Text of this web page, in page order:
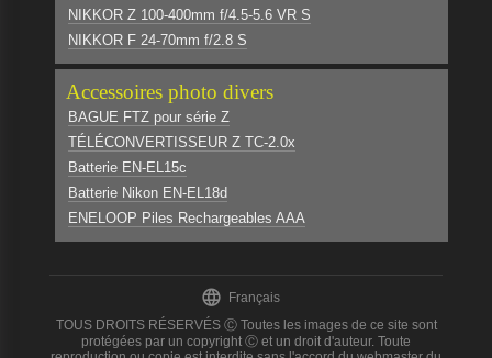
NIKKOR Z 100-400mm f/4.5-5.6 VR S
NIKKOR F 24-70mm f/2.8 S
Accessoires photo divers
BAGUE FTZ pour série Z
TÉLÉCONVERTISSEUR Z TC-2.0x
Batterie EN-EL15c
Batterie Nikon EN-EL18d
ENELOOP Piles Rechargeables AAA
 Français
TOUS DROITS RÉSERVÉS Ⓒ Toutes les images de ce site sont
protégées par un copyright Ⓒ et un droit d'auteur. Toute